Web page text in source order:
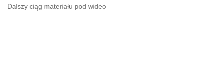
Dalszy ciąg materiału pod wideo